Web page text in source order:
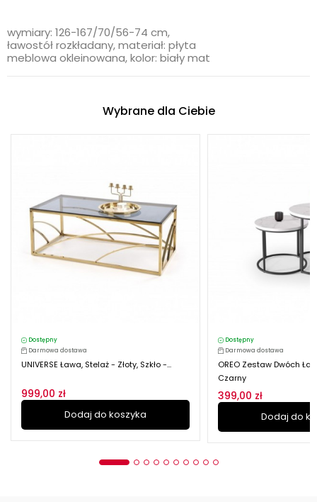
wymiary: 126-167/70/56-74 cm,
ławostół rozkładany, materiał: płyta
meblowa okleinowana, kolor: biały mat
Wybrane dla Ciebie
Dostępny
Darmowa dostawa
UNIVERSE Ława, Stelaż - Złoty, Szkło -...
999,00 zł
Dodaj do koszyka
Dostępny
Darmowa dostawa
OREO Zestaw Dwóch
Czarny
399,00 zł
Dodaj do